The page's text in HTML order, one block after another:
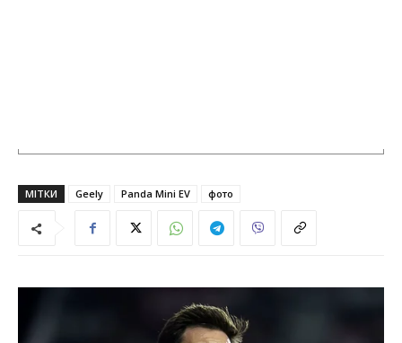
МІТКИ Geely Panda Mini EV фото